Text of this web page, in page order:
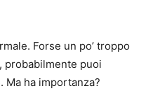
Forse un po’ troppo
probabilmente puoi
Ma ha importanza?